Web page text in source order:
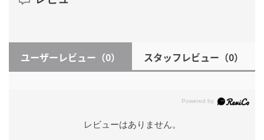
ユーザーレビュー （0） スタッフレビュー （0）
レビューはありません。